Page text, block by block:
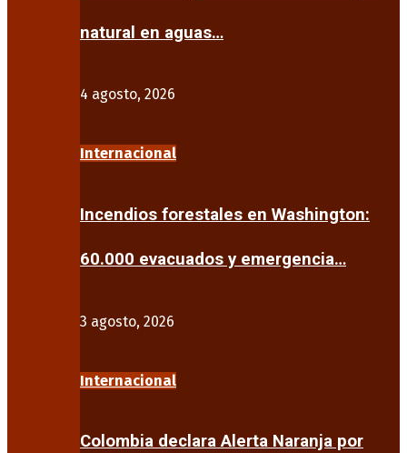
natural en aguas…
4 agosto, 2026
Internacional
Incendios forestales en Washington:
60.000 evacuados y emergencia…
3 agosto, 2026
Internacional
Colombia declara Alerta Naranja por